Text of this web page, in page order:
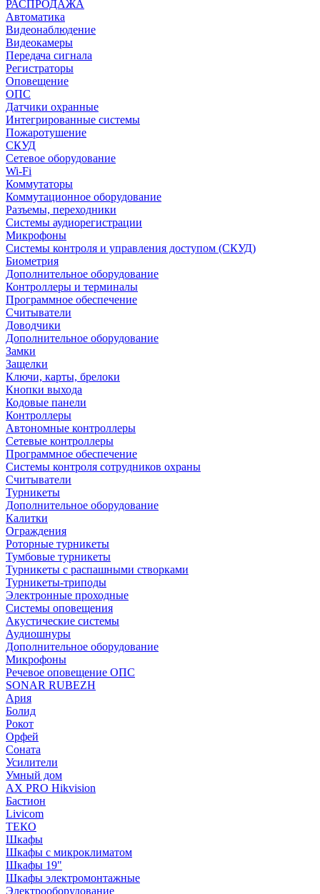
РАСПРОДАЖА
Автоматика
Видеонаблюдение
Видеокамеры
Передача сигнала
Регистраторы
Оповещение
ОПС
Датчики охранные
Интегрированные системы
Пожаротушение
СКУД
Сетевое оборудование
Wi-Fi
Коммутаторы
Коммутационное оборудование
Разъемы, переходники
Системы аудиорегистрации
Микрофоны
Системы контроля и управления доступом (СКУД)
Биометрия
Дополнительное оборудование
Контроллеры и терминалы
Программное обеспечение
Считыватели
Доводчики
Дополнительное оборудование
Замки
Защелки
Ключи, карты, брелоки
Кнопки выхода
Кодовые панели
Контроллеры
Автономные контроллеры
Сетевые контроллеры
Программное обеспечение
Системы контроля сотрудников охраны
Считыватели
Турникеты
Дополнительное оборудование
Калитки
Ограждения
Роторные турникеты
Тумбовые турникеты
Турникеты с распашными створками
Турникеты-триподы
Электронные проходные
Системы оповещения
Акустические системы
Аудиошнуры
Дополнительное оборудование
Микрофоны
Речевое оповещение ОПС
SONAR RUBEZH
Ария
Болид
Рокот
Орфей
Соната
Усилители
Умный дом
AX PRO Hikvision
Бастион
Livicom
ТЕКО
Шкафы
Шкафы с микроклиматом
Шкафы 19"
Шкафы электромонтажные
Электрооборудование